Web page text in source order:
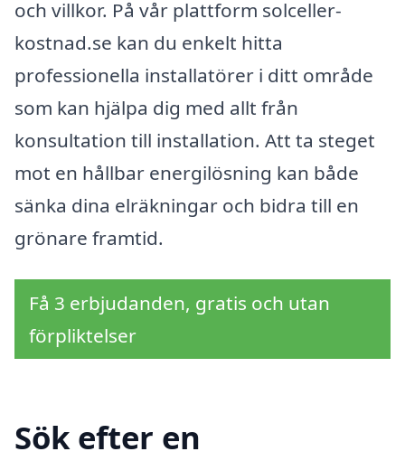
och villkor. På vår plattform solceller-
kostnad.se kan du enkelt hitta
professionella installatörer i ditt område
som kan hjälpa dig med allt från
konsultation till installation. Att ta steget
mot en hållbar energilösning kan både
sänka dina elräkningar och bidra till en
grönare framtid.
Få 3 erbjudanden, gratis och utan
förpliktelser
Sök efter en